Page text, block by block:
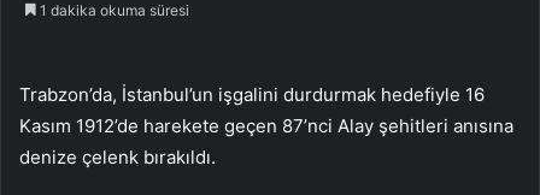
1 dakika okuma süresi
Trabzon’da, İstanbul’un işgalini durdurmak hedefiyle 16
Kasım 1912’de harekete geçen 87’nci Alay şehitleri anısına
denize çelenk bırakıldı.